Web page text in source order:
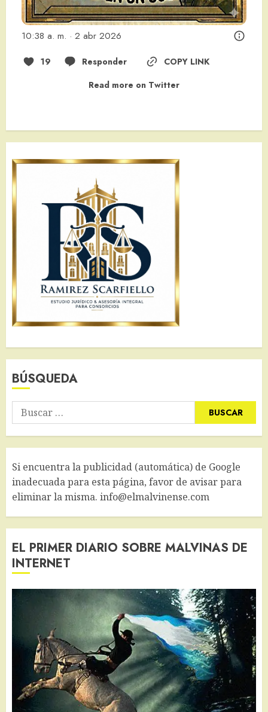
10:38 a. m. · 2 abr 2026
19 Responder
COPY LINK
Read more on Twitter
BÚSQUEDA
Buscar:
Si encuentra la publicidad (automática) de Google
inadecuada para esta página, favor de avisar para
eliminar la misma. info@elmalvinense.com
EL PRIMER DIARIO SOBRE MALVINAS DE
INTERNET